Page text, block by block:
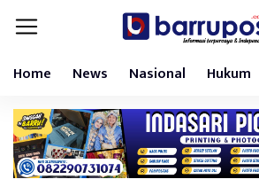
Home News Nasional Hukum